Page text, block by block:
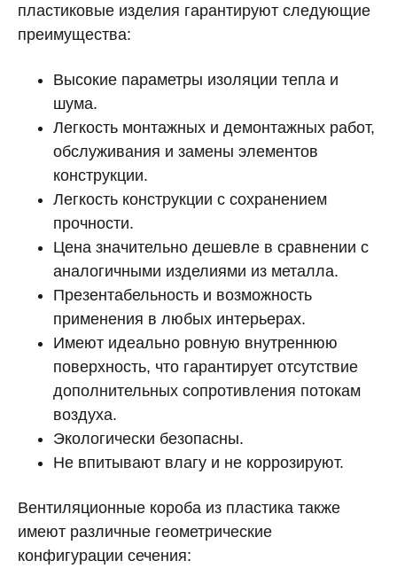
пластиковые изделия гарантируют следующие
преимущества:
Высокие параметры изоляции тепла и
шума.
Легкость монтажных и демонтажных работ,
обслуживания и замены элементов
конструкции.
Легкость конструкции с сохранением
прочности.
Цена значительно дешевле в сравнении с
аналогичными изделиями из металла.
Презентабельность и возможность
применения в любых интерьерах.
Имеют идеально ровную внутреннюю
поверхность, что гарантирует отсутствие
дополнительных сопротивления потокам
воздуха.
Экологически безопасны.
Не впитывают влагу и не коррозируют.
Вентиляционные короба из пластика также
имеют различные геометрические
конфигурации сечения: